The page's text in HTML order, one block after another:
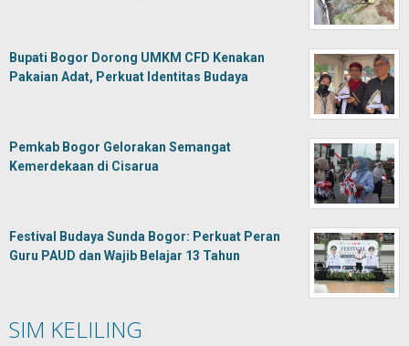
Bupati Bogor Dorong UMKM CFD Kenakan
Pakaian Adat, Perkuat Identitas Budaya
Pemkab Bogor Gelorakan Semangat
Kemerdekaan di Cisarua
Festival Budaya Sunda Bogor: Perkuat Peran
Guru PAUD dan Wajib Belajar 13 Tahun
SIM KELILING